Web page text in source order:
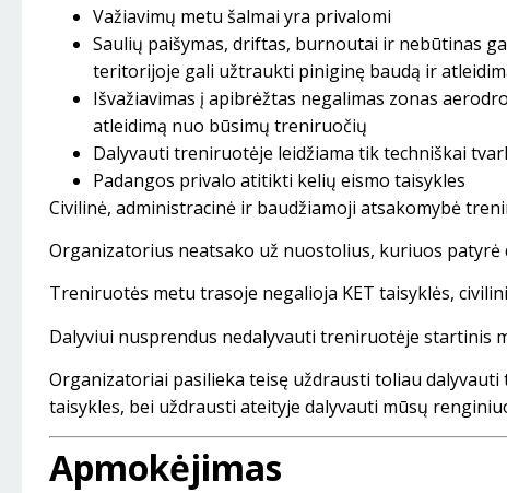
Važiavimų metu šalmai yra privalomi
Saulių paišymas, driftas, burnoutai ir nebūtinas
teritorijoje gali užtraukti piniginę baudą ir
Išvažiavimas į apibrėžtas negalimas zonas
atleidimą nuo būsimų treniruočių
Dalyvauti treniruotėje leidžiama tik techniškai
Padangos privalo atitikti kelių eismo taisykles
Civilinė, administracinė ir baudžiamoji atsakomybė
Organizatorius neatsako už nuostolius, kuriuos patyrė
Treniruotės metu trasoje negalioja KET taisyklės,
Dalyviui nusprendus nedalyvauti treniruotėje startinis
Organizatoriai pasilieka teisę uždrausti toliau
taisykles, bei uždrausti ateityje dalyvauti mūsų
Apmokėjimas